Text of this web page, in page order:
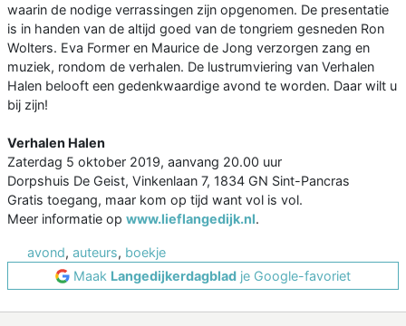
waarin de nodige verrassingen zijn opgenomen. De presentatie
is in handen van de altijd goed van de tongriem gesneden Ron
Wolters. Eva Former en Maurice de Jong verzorgen zang en
muziek, rondom de verhalen. De lustrumviering van Verhalen
Halen belooft een gedenkwaardige avond te worden. Daar wilt u
bij zijn!
Verhalen Halen
Zaterdag 5 oktober 2019, aanvang 20.00 uur
Dorpshuis De Geist, Vinkenlaan 7, 1834 GN Sint-Pancras
Gratis toegang, maar kom op tijd want vol is vol.
Meer informatie op www.lieflangedijk.nl.
avond, auteurs, boekje
Maak Langedijkerdagblad je Google-favoriet